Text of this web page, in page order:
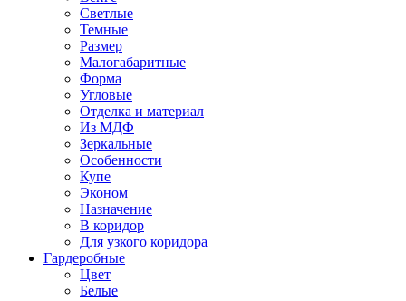
Светлые
Темные
Размер
Малогабаритные
Форма
Угловые
Отделка и материал
Из МДФ
Зеркальные
Особенности
Купе
Эконом
Назначение
В коридор
Для узкого коридора
Гардеробные
Цвет
Белые